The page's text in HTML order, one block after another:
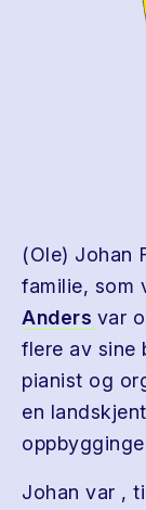
(Ole) Johan
familie, som
Anders var
flere av sine
pianist og
en
Johan var ,